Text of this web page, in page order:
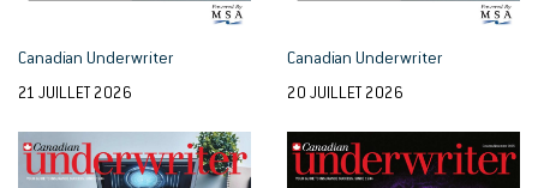
Canadian Underwriter
21 JUILLET 2026
Canadian Underwriter
20 JUILLET 2026